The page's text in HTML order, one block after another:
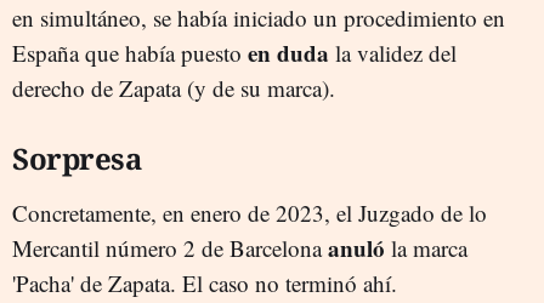
en simultáneo, se había iniciado un procedimiento en
España que había puesto en duda la validez del
derecho de Zapata (y de su marca).
Sorpresa
Concretamente, en enero de 2023, el Juzgado de lo
Mercantil número 2 de Barcelonaanuló la marca
'Pacha' de Zapata. El caso no terminó ahí.